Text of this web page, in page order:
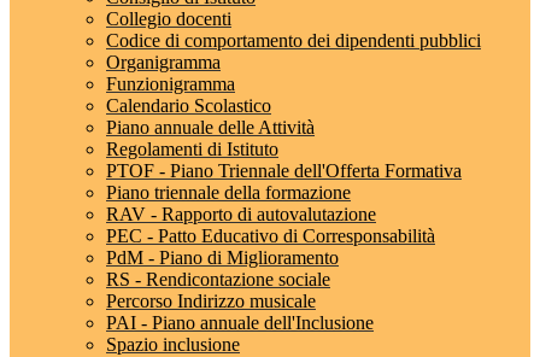
Collegio docenti
Codice di comportamento dei dipendenti pubblici
Organigramma
Funzionigramma
Calendario Scolastico
Piano annuale delle Attività
Regolamenti di Istituto
PTOF - Piano Triennale dell'Offerta Formativa
Piano triennale della formazione
RAV - Rapporto di autovalutazione
PEC - Patto Educativo di Corresponsabilità
PdM - Piano di Miglioramento
RS - Rendicontazione sociale
Percorso Indirizzo musicale
PAI - Piano annuale dell'Inclusione
Spazio inclusione